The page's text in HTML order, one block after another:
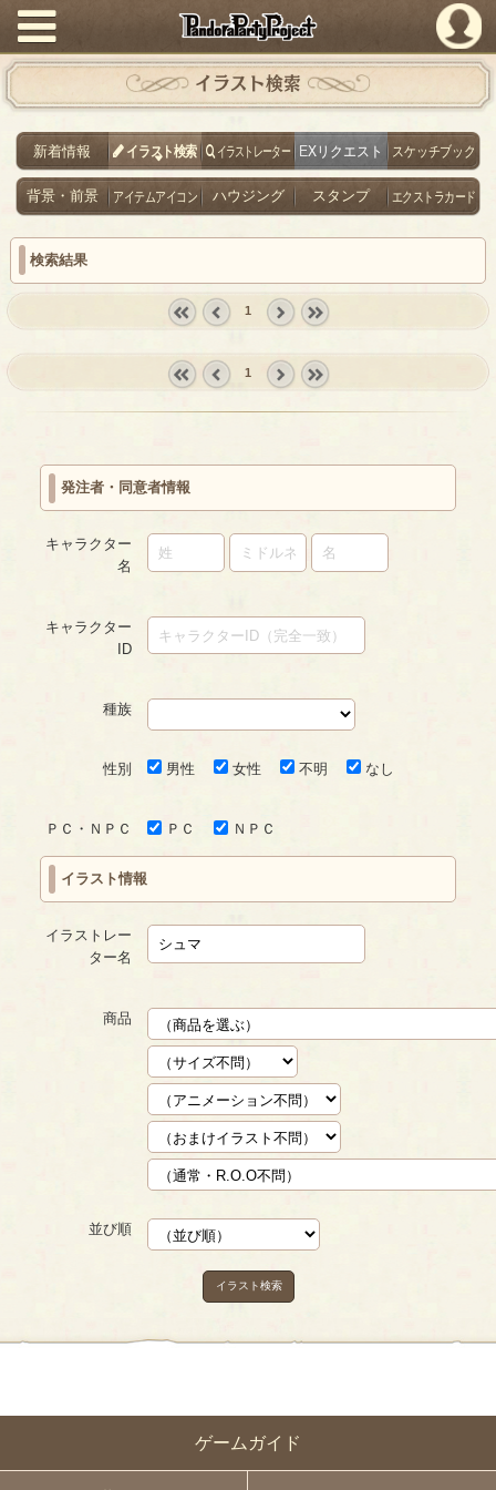
PandoraPartyProject
ゲームガイド
イラスト検索
新着情報 イラスト検索 イラストレーター EXリクエスト スケッチブック
背景・前景 アイテムアイコン ハウジング スタンプ エクストラカード
検索結果
prev
1
1
発注者・同意者情報
キャラクター
名
キャラクター
ID
種族
性別 男性 女性 不明 なし
ＰＣ・ＮＰＣ ＰＣ ＮＰＣ
イラスト情報
イラストレー
ター名
商品
並び順
イラスト検索